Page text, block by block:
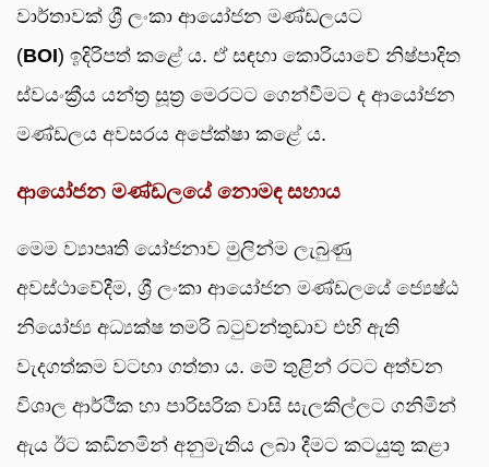
වාර්තාවක් ශ්‍රී ලංකා ආයෝජන මණ්ඩලයට
(BOI) ඉදිරිපත් කළේ ය. ඒ සඳහා කොරියාවේ නිෂ්පාදිත
ස්වයංක්‍රීය යන්ත්‍ර සූත්‍ර මෙරටට ගෙන්වීමට ද ආයෝජන
මණ්ඩලය අවසරය අපේක්ෂා කළේ ය.
ආයෝජන මණ්ඩලයේ නොමඳ සහාය
මෙම ව්‍යාපෘති යෝජනාව මුලින්ම ලැබුණු
අවස්ථාවේදීම, ශ්‍රී ලංකා ආයෝජන මණ්ඩලයේ ජ්‍යෙෂ්ඨ
නියෝජ්‍ය අධ්‍යක්ෂ තමරි බටුවන්තුඩාව එහි ඇති
වැදගත්කම වටහා ගත්තා ය. මේ තුළින් රටට අත්වන
විශාල ආර්ථික හා පාරිසරික වාසි සැලකිල්ලට ගනිමින්
ඇය ඊට කඩිනමින් අනුමැතිය ලබා දීමට කටයුතු කළා